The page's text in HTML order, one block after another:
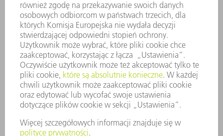
ZASADY BIZNESOWE
ZAPEWNIENIE ZGODNOŚCI DZIAŁALNOŚCI Z REGULACJAMI
SYSTEM ZGŁASZANIA NIEPRAWIDŁOWOŚCI
BEZPIECZEŃSTWO
INFORMACJE PRASOWE
MAGAZYNY
ZRÓWNOWAŻONY ROZWÓJ
ŚRODOWISKO I KLIMAT
SPOŁECZEŃSTWO
KIEROWANIE PRZEDSIĘBIORSTWEM